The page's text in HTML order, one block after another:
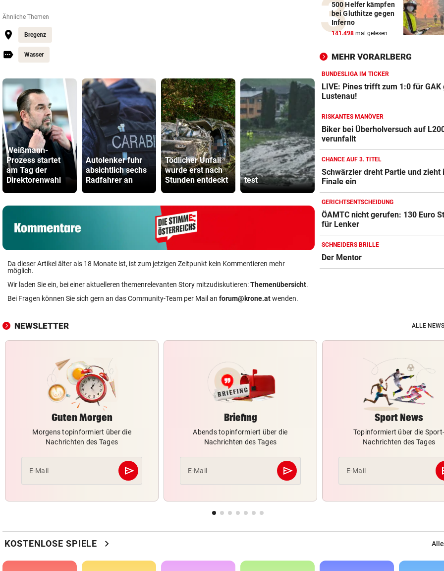
Ähnliche Themen
Bregenz
Wasser
Weißmann-
Prozess startet
am Tag der
Direktorenwahl
Autolenker fuhr
absichtlich sechs
Radfahrer an
Tödlicher Unfall
wurde erst nach
Stunden entdeckt
test
Schwärzler dreht
Partie und zieht
ins Finale ein
Ruck-
war halt
Da dieser Artikel älter als 18 Monate ist, ist zum jetzigen Zeitpunkt kein Kommentieren mehr
möglich.
Wir laden Sie ein, bei einer aktuelleren themenrelevanten Story mitzudiskutieren:Themenübersicht.
Bei Fragen können Sie sich gern an das Community-Team per Mail an forum@krone.atwenden.
500 Helfer kämpfen
bei Gluthitze gegen
Inferno
141.498 mal gelesen
MEHR VORARLBERG
BUNDESLIGA IM TICKER
LIVE: Pines trifft zum 1:0 für GAK
Lustenau!
RISKANTES MANÖVER
Biker bei Überholversuch auf
verunfallt
CHANCE AUF 3. TITEL
Schwärzler dreht Partie und zieht
Finale ein
GERICHTSENTSCHEIDUNG
ÖAMTC nicht gerufen: 130 Euro
für Lenker
SCHNEIDERS BRILLE
Der Mentor
NEWSLETTER ALLE
Guten Morgen
Morgens topinformiert über die
Nachrichten des Tages
E-Mail send
Abschicken
Briefing
Abends topinformiert über die
Nachrichten des Tages
E-Mail send
Abschicken
Sport News
Topinformiert über die Sport-
Nachrichten des Tages
E-Mail
KOSTENLOSE SPIELE chevron_right